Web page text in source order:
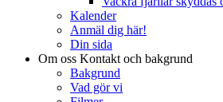
Kalender
Anmäl dig här!
Din sida
Om oss Kontakt och bakgrund
Bakgrund
Vad gör vi